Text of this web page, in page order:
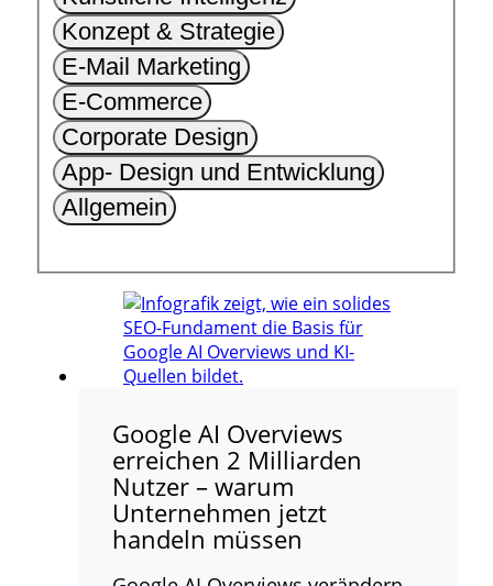
Konzept & Strategie
E-Mail Marketing
E-Commerce
Corporate Design
App- Design und Entwicklung
Allgemein
Google AI Overviews
erreichen 2 Milliarden
Nutzer – warum
Unternehmen jetzt
handeln müssen